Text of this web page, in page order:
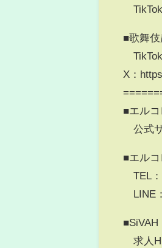
■歌舞
X：
■エルコ
公式
■エル
TEL：
LINE
■SiVAH
求人